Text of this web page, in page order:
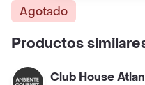
Agotado
Productos
Club House